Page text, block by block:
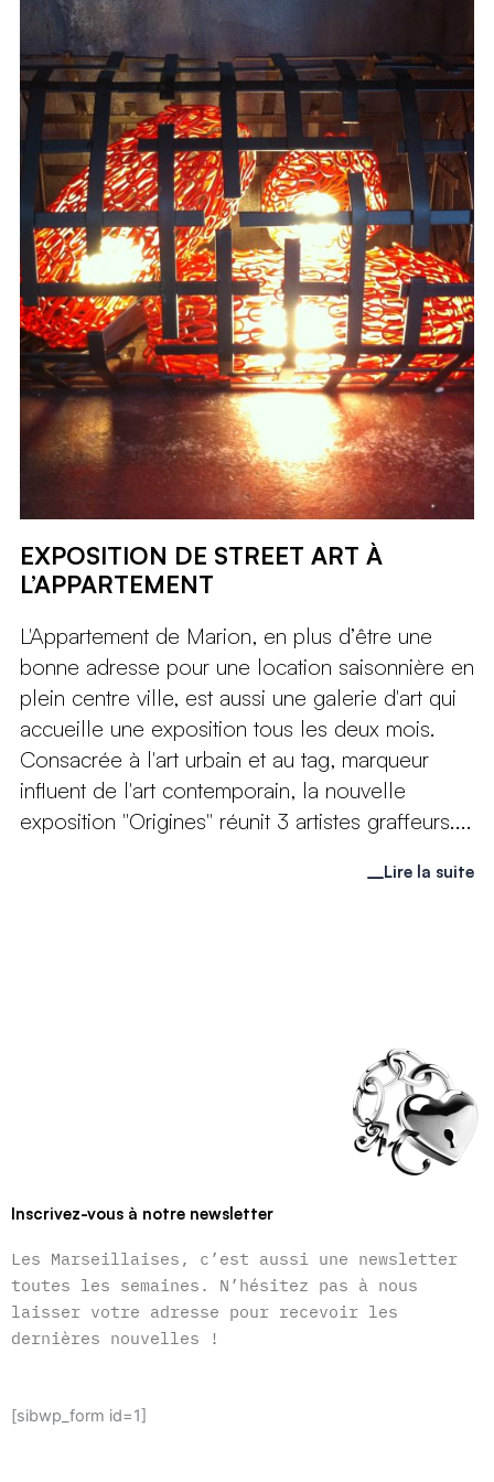
EXPOSITION DE STREET ART À
L’APPARTEMENT
L'Appartement de Marion, en plus d’être une
bonne adresse pour une location saisonnière en
plein centre ville, est aussi une galerie d'art qui
accueille une exposition tous les deux mois.
Consacrée à l'art urbain et au tag, marqueur
influent de l'art contemporain, la nouvelle
exposition "Origines" réunit 3 artistes graffeurs....
Lire la suite
Inscrivez-vous à notre newsletter
Les Marseillaises, c’est aussi une newsletter
toutes les semaines. N’hésitez pas à nous
laisser votre adresse pour recevoir les
dernières nouvelles !
[sibwp_form id=1]